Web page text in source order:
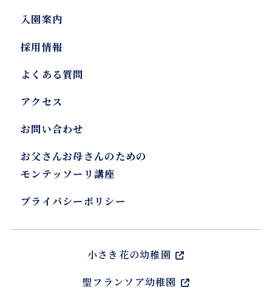
入園案内
採用情報
よくある質問
アクセス
お問い合わせ
お父さんお母さんのための
モンテッソーリ講座
プライバシーポリシー
小さき花の幼稚園
聖フランソア幼稚園